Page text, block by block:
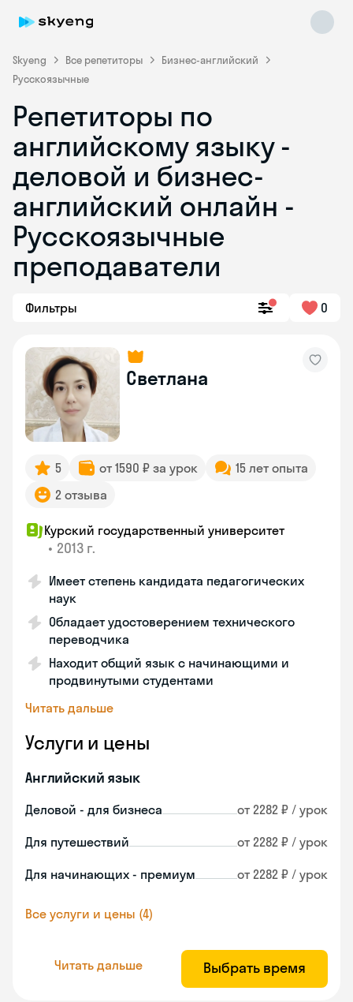
Skyeng Все репетиторы
Бизнес-английский
Русскоязычные
Репетиторы по
английскому языку -
деловой и бизнес-
английский онлайн -
Русскоязычные
преподаватели
Фильтры 0
Светлана
5 от 1590 ₽ за урок
15 лет опыта
2 отзыва
Курский государственный университет
• 2013 г.
Имеет степень кандидата педагогических
наук
Обладает удостоверением технического
переводчика
Находит общий язык с начинающими и
продвинутыми студентами
Читать дальше
Услуги и цены
Английский язык
Деловой - для бизнеса от 2282 ₽ / урок
Для путешествий от 2282 ₽ / урок
Для начинающих - премиум от 2282 ₽ / урок
Все услуги и цены (4)
Читать дальше Выбрать время
Skyeng Chat